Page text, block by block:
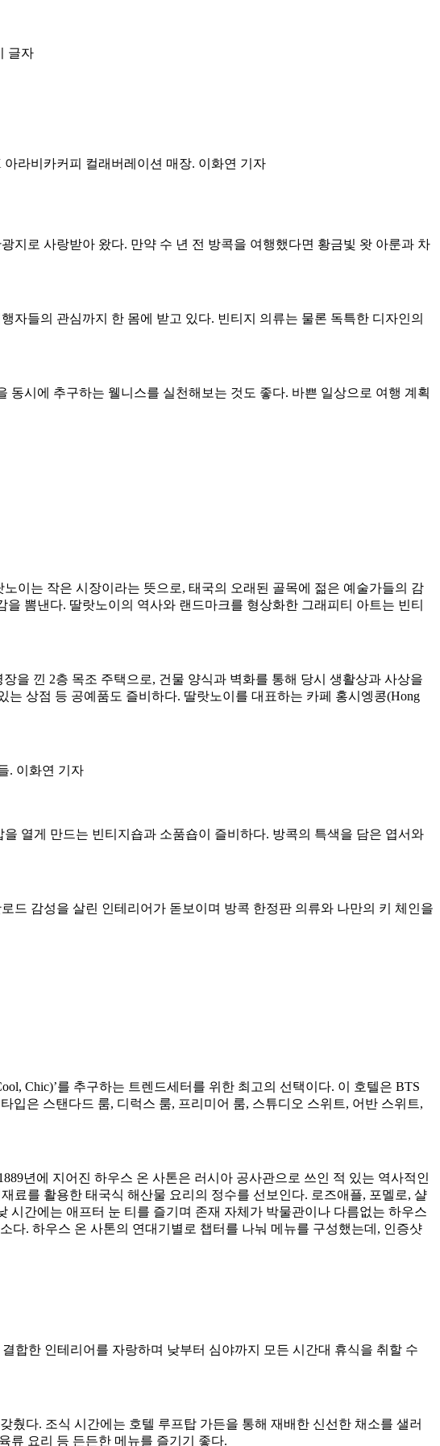
글자
지로 사랑받아 왔다. 만약 수 년 전 방콕을 여행했다면 황금빛 왓 아룬과 차
자들의 관심까지 한 몸에 받고 있다. 빈티지 의류는 물론 독특한 디자인의
시에 추구하는 웰니스를 실천해보는 것도 좋다. 바쁜 일상으로 여행 계획
이는 작은 시장이라는 뜻으로, 태국의 오래된 골목에 젊은 예술가들의 감
뽐낸다. 딸랏노이의 역사와 랜드마크를 형상화한 그래피티 아트는 빈티
을 낀 2층 목조 주택으로, 건물 양식과 벽화를 통해 당시 생활상과 사상을
상점 등 공예품도 즐비하다. 딸랏노이를 대표하는 카페 홍시엥콩(Hong
열게 만드는 빈티지숍과 소품숍이 즐비하다. 방콕의 특색을 담은 엽서와
드 감성을 살린 인테리어가 돋보이며 방콕 한정판 의류와 나만의 키 체인을
Chic)’를 추구하는 트렌드세터를 위한 최고의 선택이다. 이 호텔은 BTS
입은 스탠다드 룸, 디럭스 룸, 프리미어 룸, 스튜디오 스위트, 어반 스위트,
년에 지어진 하우스 온 사톤은 러시아 공사관으로 쓰인 적 있는 역사적인
료를 활용한 태국식 해산물 요리의 정수를 선보인다. 로즈애플, 포멜로, 샬
간에는 애프터 눈 티를 즐기며 존재 자체가 박물관이나 다름없는 하우스
다. 하우스 온 사톤의 연대기별로 챕터를 나눠 메뉴를 구성했는데, 인증샷
합한 인테리어를 자랑하며 낮부터 심야까지 모든 시간대 휴식을 취할 수
췄다. 조식 시간에는 호텔 루프탑 가든을 통해 재배한 신선한 채소를 샐러
류 요리 등 든든한 메뉴를 즐기기 좋다.